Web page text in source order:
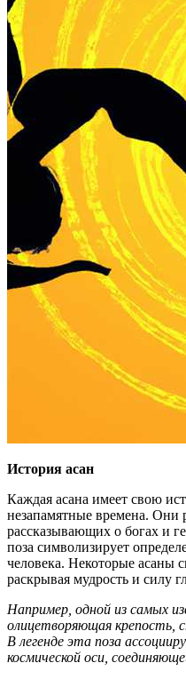
История асан
Каждая асана имеет свою
незапамятные времена. Они
рассказывающих о богах и
поза символизирует
человека. Некоторые асаны
раскрывая мудрость и силу
Например, одной из самых
олицетворяющая крепость,
В легенде эта поза
космической оси,